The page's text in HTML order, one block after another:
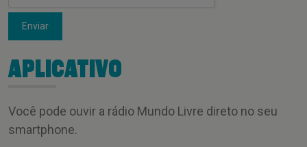
Enviar
APLICATIVO
Você pode ouvir a rádio Mundo Livre direto no seu
smartphone.